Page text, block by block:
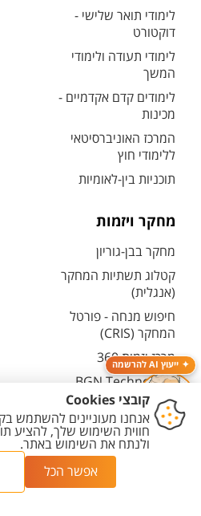
ייעוץ AI להרשמה
לימודי תואר שלישי -
דוקטורט
לימודי תעודה ולימודי
המשך
לימודים קדם אקדמיים -
מכינות
המרכז האוניברסיטאי
ללימודי חוץ
תוכניות בין-לאומיות
מחקר ויזמות
מחקר בבן-גוריון
קטלוג תשתיות המחקר
(אנגלית)
חיפוש מנחה - פורטל
המחקר (CRIS)
מרכז יזמות 360
BGN Technology
Transfer
פארק ההייטק
משרות אקדמיות